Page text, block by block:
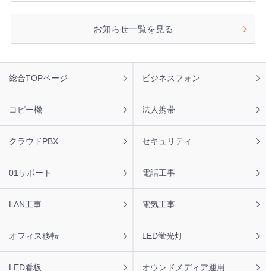
お知らせ一覧を見る
ッ
タ
総合TOPページ ビジネスフォン
コピー機 法人携帯
クラウドPBX セキュリティ
01サポート 電話工事
LAN工事 電気工事
オフィス移転 LED蛍光灯
LED看板 オウンドメディア運用